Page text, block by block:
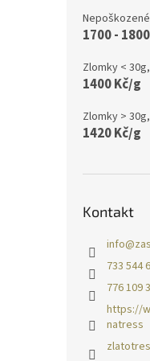
1700 -
Zlomky <
1400 Kč/g
Zlomky >
1420 Kč/g
Kontakt
info@
733 544
776 109
https://
natress